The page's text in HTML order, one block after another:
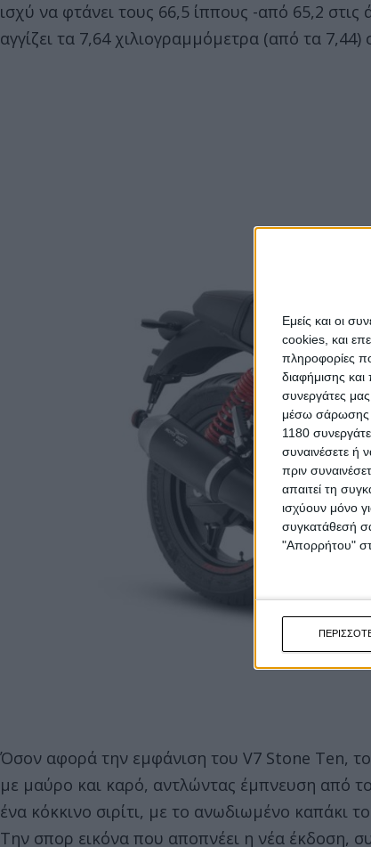
Εμείς και οι
cookies, και
πληροφορίες
διαφήμισης
συνεργάτες
μέσω σάρωσης
1180
συναινέσετε ή
πριν
απαιτεί τη
ισχύουν μόνο
συγκατάθεσή
"Απορρήτου"
ισχύ να φτάνει τους 66,5 ίππους -από 65,2
αγγίζει τα 7,64 χιλιογραμμόμετρα (από τα 7,44)
Όσον αφορά την εμφάνιση του V7 Stone Ten,
με μαύρο και καρό, αντλώντας έμπνευση από
ένα κόκκινο σιρίτι, με το ανωδιωμένο καπάκι
Την σπορ εικόνα που αποπνέει η νέα έκδοση,